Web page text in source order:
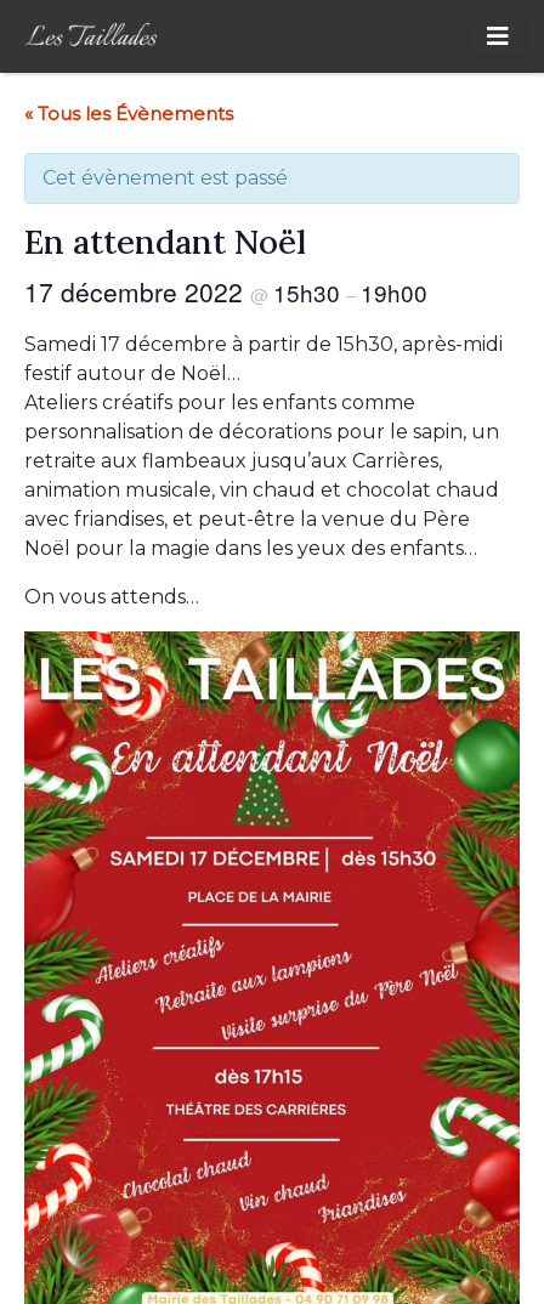
« Tous les Évènements
Cet évènement est passé
En attendant Noël
17 décembre 2022 @ 15h30 – 19h00
Samedi 17 décembre à partir de 15h30, après-midi
festif autour de Noël…
Ateliers créatifs pour les enfants comme
personnalisation de décorations pour le sapin, un
retraite aux flambeaux jusqu’aux Carrières,
animation musicale, vin chaud et chocolat chaud
avec friandises, et peut-être la venue du Père
Noël pour la magie dans les yeux des enfants…
On vous attends…